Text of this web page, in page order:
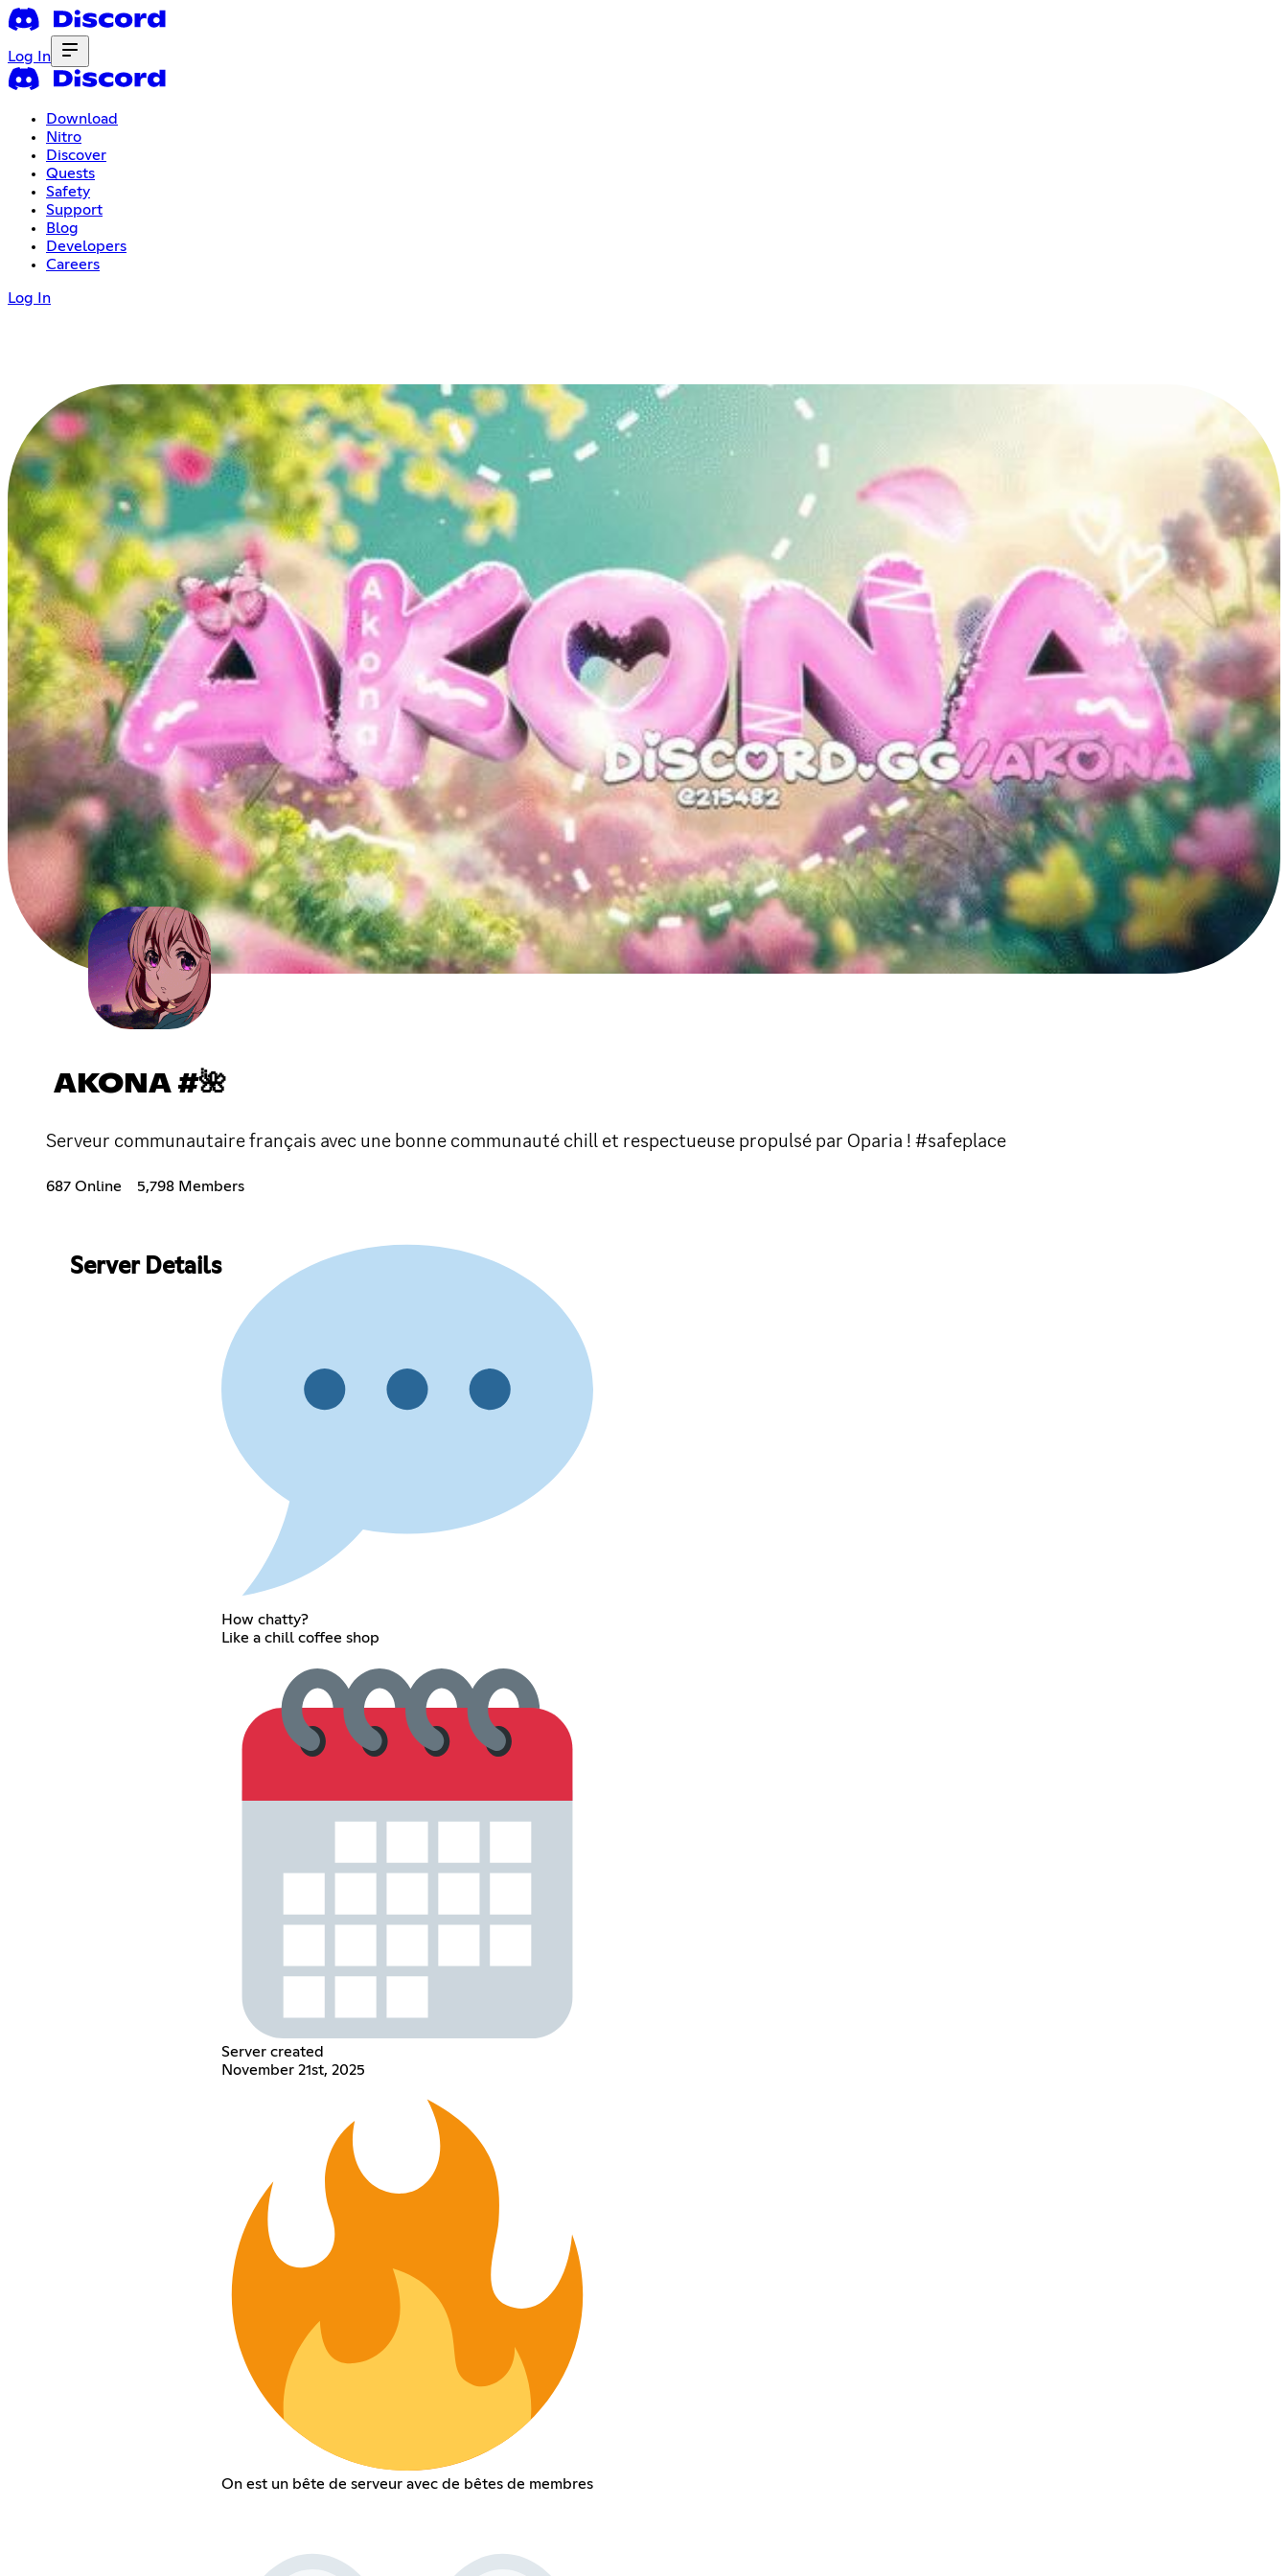
Log In
Download
Nitro
Discover
Quests
Safety
Support
Blog
Developers
Careers
Log In
AKONA #🌺
Serveur communautaire français avec une bonne communauté chill et respectueuse propulsé par Oparia ! #safeplace
687 Online 5,798 Members
Server Details
How chatty?
Like a chill coffee shop
Server created
November 21st, 2025
On est un bête de serveur avec de bêtes de membres